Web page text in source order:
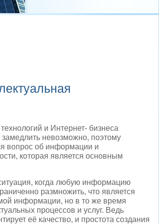
и Интернет- бизнеса
невозможно, поэтому
вопрос об информации и
которая является основным
когда любую информацию
размножить, что является
информации, но в то же время
процессов и услуг. Ведь
её качество, и простота создания